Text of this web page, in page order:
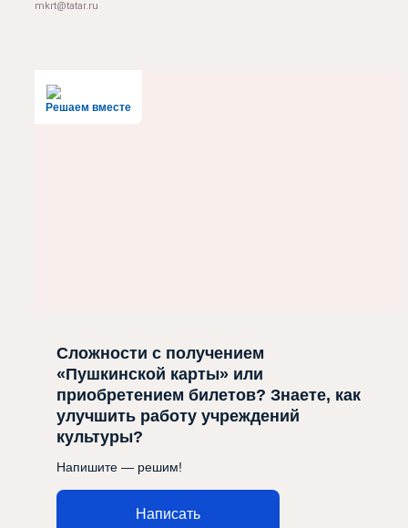
mkrt@tatar.ru
Решаем вместе
Сложности с получением
«Пушкинской карты» или
приобретением билетов? Знаете, как
улучшить работу учреждений
культуры?
Напишите — решим!
Написать